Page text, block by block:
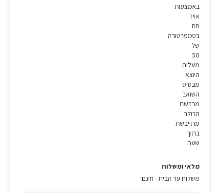
באמצעות
אויר
חם
בטמפרטורה
של
50
מעלות
היוצא
מבסיס
השואב
מברשת
הרולר
מתייבשת
בתוך
שעה
מלאי ומשלוח
משלוח עד הבית - חינם!